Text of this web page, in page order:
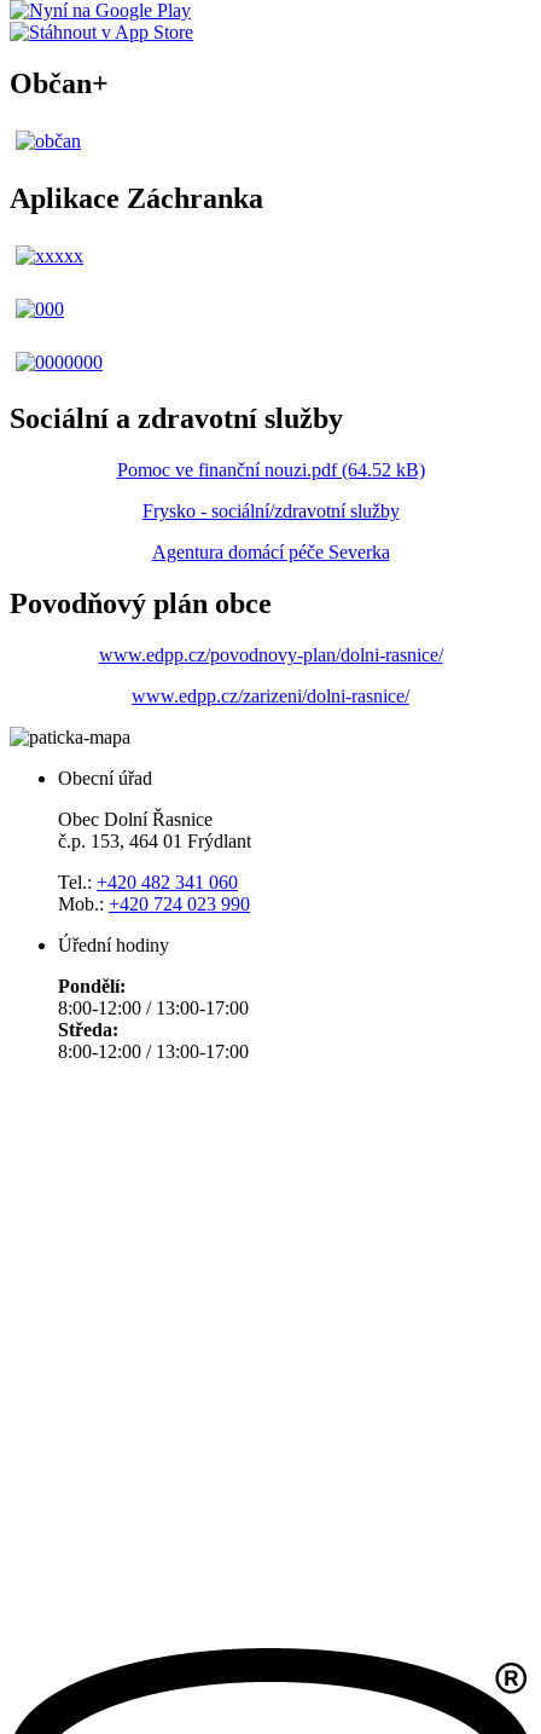
Občan+
Aplikace Záchranka
Sociální a zdravotní služby
Pomoc ve finanční nouzi.pdf (64.52 kB)
Frysko - sociální/zdravotní služby
Agentura domácí péče Severka
Povodňový plán obce
www.edpp.cz/povodnovy-plan/dolni-rasnice/
www.edpp.cz/zarizeni/dolni-rasnice/
Obecní úřad
Obec Dolní Řasnice
č.p. 153, 464 01 Frýdlant
Tel.: +420 482 341 060
Mob.: +420 724 023 990
Úřední hodiny
Pondělí:
8:00-12:00 / 13:00-17:00
Středa:
8:00-12:00 / 13:00-17:00